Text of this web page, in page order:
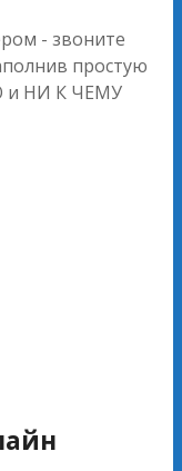
- звоните
простую
и НИ К ЧЕМУ